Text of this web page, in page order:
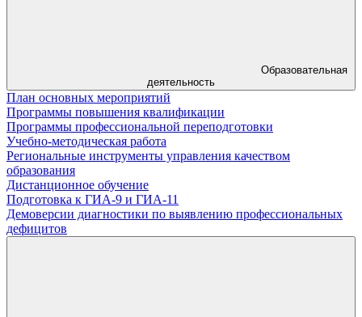
Образовательная
деятельность
План основных мероприятий
Программы повышения квалификации
Программы профессиональной переподготовки
Учебно-методическая работа
Региональные инструменты управления качеством
образования
Дистанционное обучение
Подготовка к ГИА-9 и ГИА-11
Демоверсии диагностики по выявлению профессиональных
дефицитов